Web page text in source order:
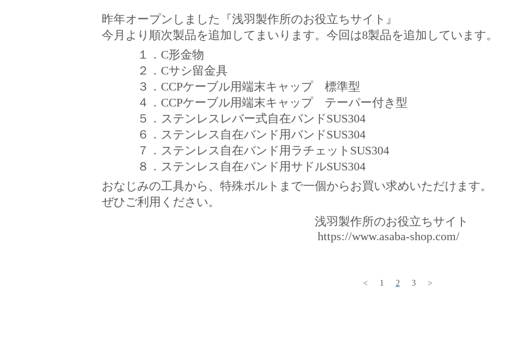
昨年オープンしました『浅羽製作所のお役立ちサイト 』
今月より順次製品を追加してまいります。今回は8製品を追加しています。
１．C形金物
２．Cサシ留金具
３．CCPケーブル用端末キャップ 標準型
４．CCPケーブル用端末キャップ テーパー付き型
５．ステンレスレバー式自在バンドSUS304
６．ステンレス自在バンド用バンドSUS304
７．ステンレス自在バンド用ラチェットSUS304
８．ステンレス自在バンド用サドルSUS304
おなじみの工具から、特殊ボルトまで一個からお買い求めいただけます。
ぜひご利用ください。
浅羽製作所のお役立ちサイト
https://www.asaba-shop.com/
< 1 2 3 >